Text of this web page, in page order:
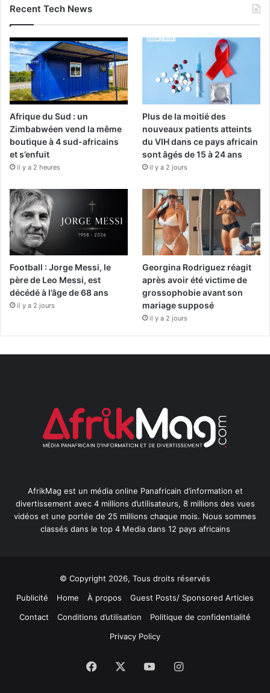
Recent Tech News
Afrique du Sud : un
Zimbabwéen vend la même
boutique à 4 sud-africains
et s’enfuit
il y a 2 heures
Plus de la moitié des
nouveaux patients atteints
du VIH dans ce pays africain
sont âgés de 15 à 24 ans
il y a 2 jours
Football : Jorge Messi, le
père de Leo Messi, est
décédé à l’âge de 68 ans
il y a 2 jours
Georgina Rodriguez réagit
après avoir été victime de
grossophobie avant son
mariage supposé
il y a 2 jours
AfrikMag est un média online Panafricain d’information et
divertissement avec 4 millions d’utilisateurs, 8 millions des vues
vidéos et une portée de 25 millions chaque mois. Nous sommes
classés dans le top 4 Media dans 12 pays africains
© Copyright 2026, Tous droits réservés
Publicité
Home À propos
Guest Posts/ Sponsored Articles
Contact
Conditions d’utilisation
Politique de confidentialité
Privacy Policy
Facebook YouTubeInstagram